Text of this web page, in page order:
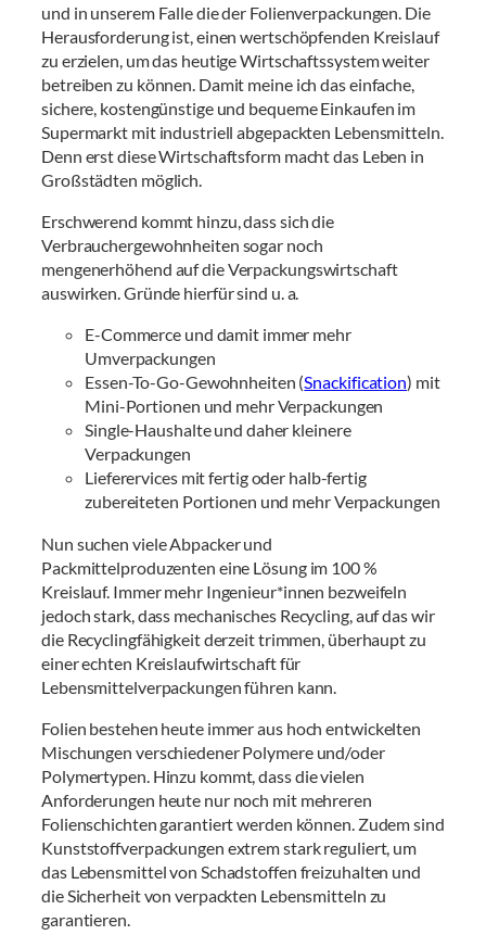
und in unserem Falle die der Folienverpackungen. Die
Herausforderung ist, einen wertschöpfenden Kreislauf
zu erzielen, um das heutige Wirtschaftssystem weiter
betreiben zu können. Damit meine ich das einfache,
sichere, kostengünstige und bequeme Einkaufen im
Supermarkt mit industriell abgepackten Lebensmitteln.
Denn erst diese Wirtschaftsform macht das Leben in
Großstädten möglich.
Erschwerend kommt hinzu, dass sich die
Verbrauchergewohnheiten sogar noch
mengenerhöhend auf die Verpackungswirtschaft
auswirken. Gründe hierfür sind u. a.
E-Commerce und damit immer mehr
Umverpackungen
Essen-To-Go-Gewohnheiten (Snackification) mit
Mini-Portionen und mehr Verpackungen
Single-Haushalte und daher kleinere
Verpackungen
Lieferervices mit fertig oder halb-fertig
zubereiteten Portionen und mehr Verpackungen
Nun suchen viele Abpacker und
Packmittelproduzenten eine Lösung im 100 %
Kreislauf. Immer mehr Ingenieur*innen bezweifeln
jedoch stark, dass mechanisches Recycling, auf das wir
die Recyclingfähigkeit derzeit trimmen, überhaupt zu
einer echten Kreislaufwirtschaft für
Lebensmittelverpackungen führen kann.
Folien bestehen heute immer aus hoch entwickelten
Mischungen verschiedener Polymere und/oder
Polymertypen. Hinzu kommt, dass die vielen
Anforderungen heute nur noch mit mehreren
Folienschichten garantiert werden können. Zudem sind
Kunststoffverpackungen extrem stark reguliert, um
das Lebensmittel von Schadstoffen freizuhalten und
die Sicherheit von verpackten Lebensmitteln zu
garantieren.